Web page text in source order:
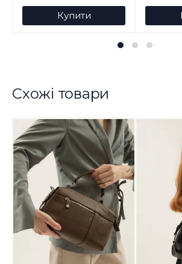
Купити
Схожі товари